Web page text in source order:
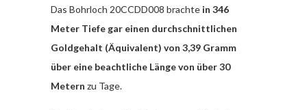
Das Bohrloch 20CCDD008 brachte in 346
Meter Tiefe gar einen durchschnittlichen
Goldgehalt (Äquivalent) von 3,39 Gramm
über eine beachtliche Länge von über 30
Metern zu Tage.